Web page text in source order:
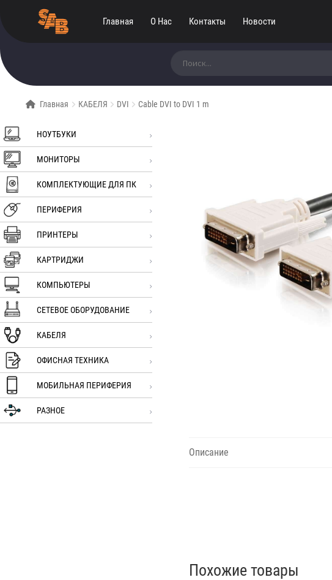
Главная О Нас Контакты Новости
Главная КАБЕЛЯ DVI Cable DVI to DVI 1 m
НОУТБУКИ
МОНИТОРЫ
КОМПЛЕКТУЮЩИЕ ДЛЯ ПК
ПЕРИФЕРИЯ
ПРИНТЕРЫ
КАРТРИДЖИ
КОМПЬЮТЕРЫ
СЕТЕВОЕ ОБОРУДОВАНИЕ
КАБЕЛЯ
ОФИСНАЯ ТЕХНИКА
МОБИЛЬНАЯ ПЕРИФЕРИЯ
РАЗНОЕ
Описание
Похожие товары